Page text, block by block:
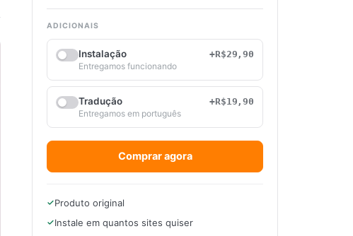
ADICIONAIS
Instalação
+R$29,90
Entregamos funcionando
Tradução
+R$19,90
Entregamos em português
Comprar agora
Produto original
Instale em quantos sites quiser